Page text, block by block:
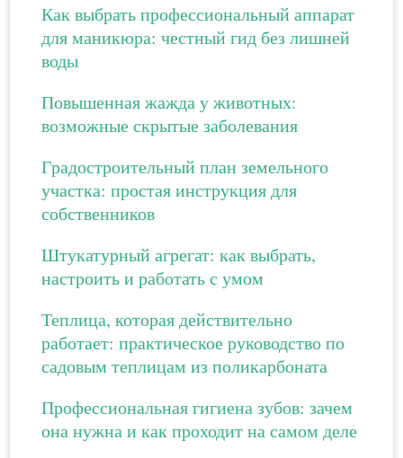
Как выбрать профессиональный аппарат
для маникюра: честный гид без лишней
воды
Повышенная жажда у животных:
возможные скрытые заболевания
Градостроительный план земельного
участка: простая инструкция для
собственников
Штукатурный агрегат: как выбрать,
настроить и работать с умом
Теплица, которая действительно
работает: практическое руководство по
садовым теплицам из поликарбоната
Профессиональная гигиена зубов: зачем
она нужна и как проходит на самом деле